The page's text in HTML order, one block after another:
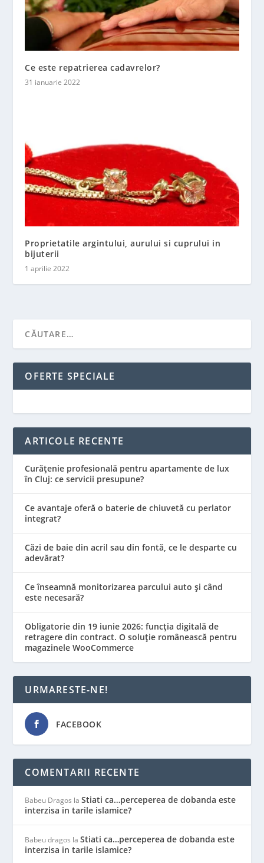
Ce este repatrierea cadavrelor?
31 ianuarie 2022
Proprietatile argintului, aurului si cuprului in
bijuterii
1 aprilie 2022
OFERTE SPECIALE
ARTICOLE RECENTE
Curățenie profesională pentru apartamente de lux
în Cluj: ce servicii presupune?
Ce avantaje oferă o baterie de chiuvetă cu perlator
integrat?
Căzi de baie din acril sau din fontă, ce le desparte cu
adevărat?
Ce înseamnă monitorizarea parcului auto și când
este necesară?
Obligatorie din 19 iunie 2026: funcția digitală de
retragere din contract. O soluție românească pentru
magazinele WooCommerce
URMARESTE-NE!
FACEBOOK
COMENTARII RECENTE
Babeu Dragos laStiati ca…perceperea de dobanda este
interzisa in tarile islamice?
Babeu dragos laStiati ca…perceperea de dobanda este
interzisa in tarile islamice?